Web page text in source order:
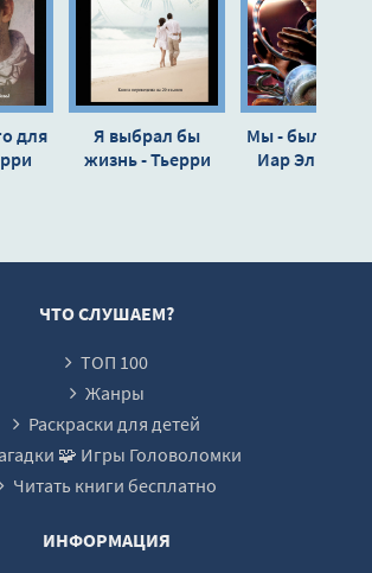
для
Я выбрал бы
жизнь - Тьерри
Мы - были!
Иар
ЧТО СЛУШАЕМ?
ТОП 100
Жанры
Раскраски для детей
🧩 Игры Головоломки
Читать книги бесплатно
ИНФОРМАЦИЯ